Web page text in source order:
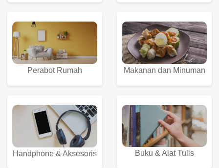
Perabot Rumah Makanan dan Minuman
Handphone & Aksesoris Buku & Alat Tulis